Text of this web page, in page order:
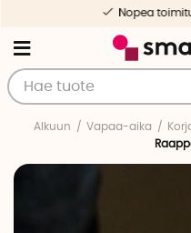
Nopea
Alkuun Vapaa-aika